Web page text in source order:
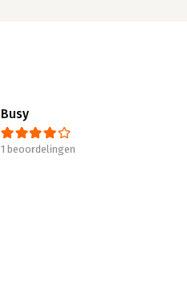
Busy
1 beoordelingen